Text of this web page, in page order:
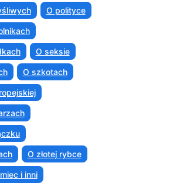
O polityce
O seksie
O szkotach
O złotej rybce
i inni